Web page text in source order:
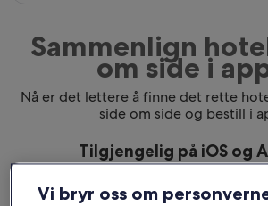
Sammenlign
om side i
Nå er det lettere å finne det rette
side om side og bestill i
Tilgjengelig på iOS og
Vi bryr oss om